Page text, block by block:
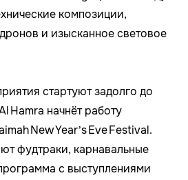
композиции,
и изысканное световое
стартуют задолго до
Hamra начнёт работу
New Year’s Eve Festival.
фудтраки, карнавальные
с выступлениями